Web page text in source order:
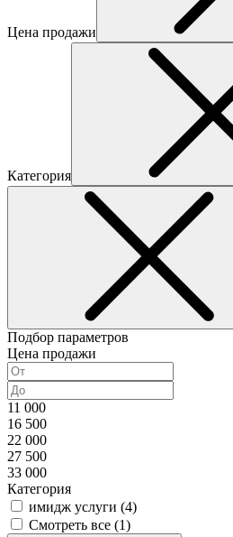
Цена продажи
Категория
Подбор параметров
Цена продажи
11 000
16 500
22 000
27 500
33 000
Категория
имидж услуги (4)
Смотреть все (1)